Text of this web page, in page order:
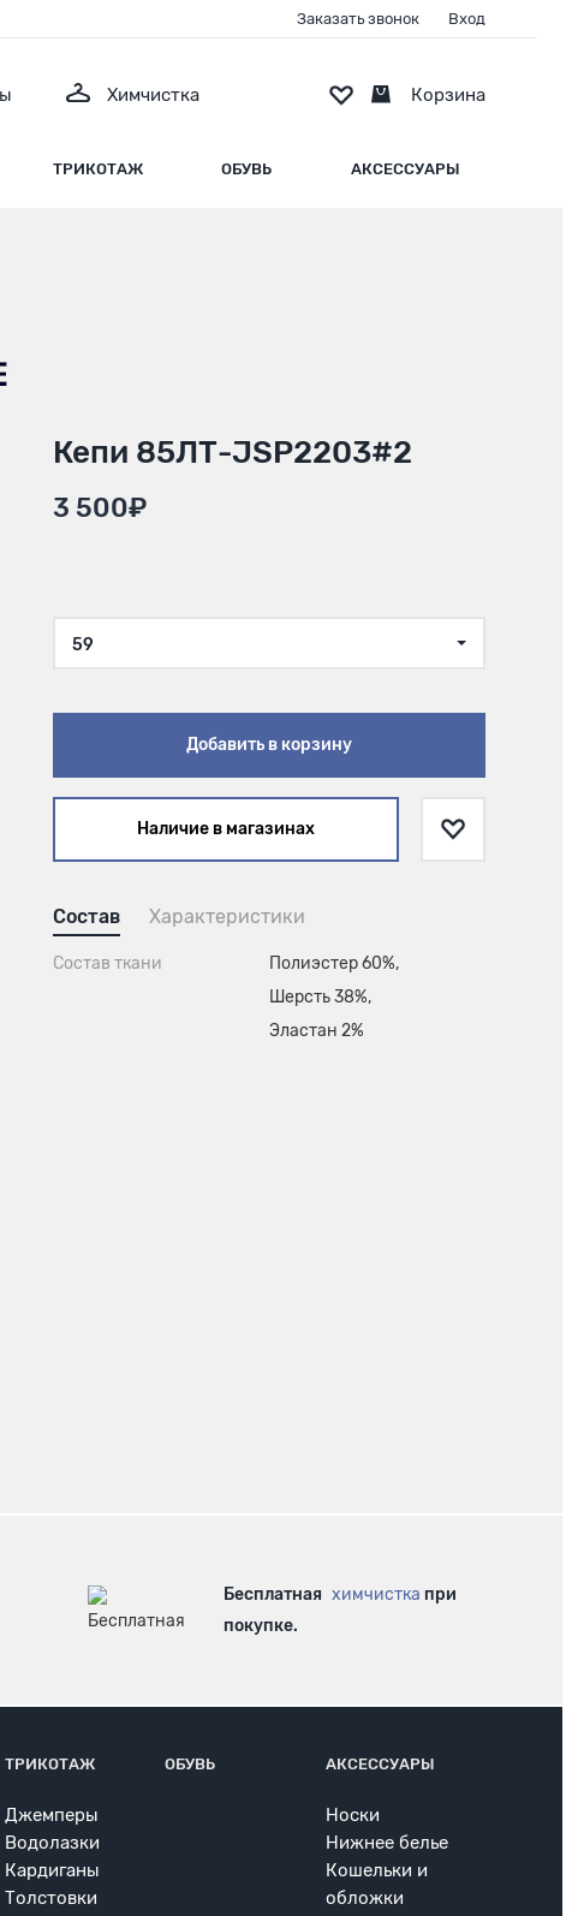
ТРИКОТАЖ ОБУВЬ АКСЕССУАРЫ
Химчистка
Заказать звонок Вход
Корзина
Кепи 85ЛТ-JSP2203#2
3 500₽
59
Добавить в корзину
Наличие в магазинах
Состав Характеристики
Состав ткани
Полиэстер 60%,
Шерсть 38%,
Эластан 2%
Бесплатная химчистка при
покупке.
ТРИКОТАЖ
Джемперы
Водолазки
Кардиганы
Толстовки
ОБУВЬ АКСЕССУАРЫ
Носки
Нижнее белье
Кошельки и
обложки